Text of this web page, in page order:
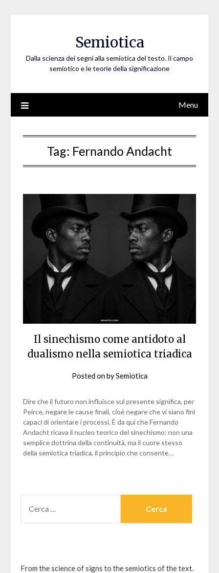
Semiotica
Dalla scienza dei segni alla semiotica del testo. Il campo
semiotico e le teorie della significazione
Menu
Tag: Fernando Andacht
Il sinechismo come antidoto al
dualismo nella semiotica triadica
Posted onbySemiotica
Dire che il futuro non influisce sul presente significa, per
Peirce, negare le cause finali, cioè negare che vi siano fini
capaci di orientare i processi. È da qui che Fernando
Andacht ricava il nucleo teorico del sinechismo: non una
semplice dottrina della continuità, ma il cuore stesso
della semiotica triadica, il principio che consente…
PER:
From the science of signs to the semiotics of the text.